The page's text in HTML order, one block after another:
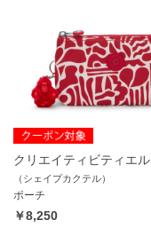
クリエイティビティエル
（シェイプカクテル）
ポーチ
￥8,250